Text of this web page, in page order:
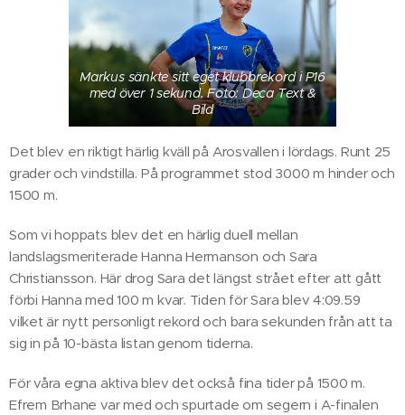
Markus sänkte sitt eget klubbrekord i P16
med över 1 sekund. Foto: Deca Text &
Bild
Det blev en riktigt härlig kväll på Arosvallen i lördags. Runt 25
grader och vindstilla. På programmet stod 3000 m hinder och
1500 m.
Som vi hoppats blev det en härlig duell mellan
landslagsmeriterade Hanna Hermanson och Sara
Christiansson. Här drog Sara det längst strået efter att gått
förbi Hanna med 100 m kvar. Tiden för Sara blev 4:09.59
vilket är nytt personligt rekord och bara sekunden från att ta
sig in på 10-bästa listan genom tiderna.
För våra egna aktiva blev det också fina tider på 1500 m.
Efrem Brhane var med och spurtade om segern i A-finalen